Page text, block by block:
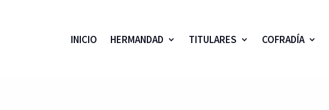
INICIO HERMANDAD TITULARES COFRADÍA